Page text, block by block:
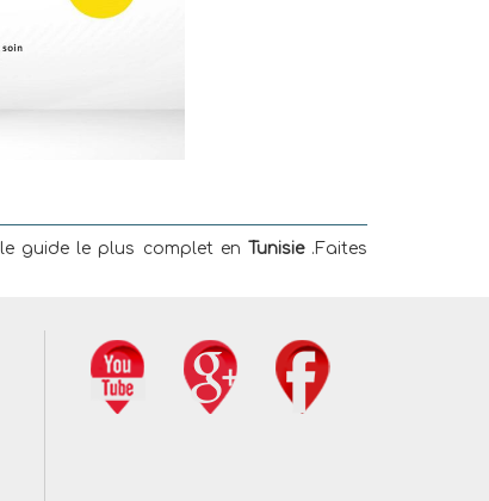
le guide le plus complet en Tunisie.Faites